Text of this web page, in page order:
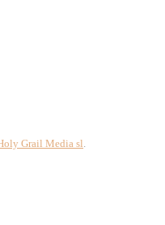
Grail Media sl